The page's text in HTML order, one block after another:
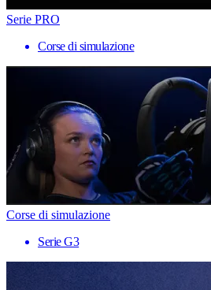
Serie PRO
Corse di simulazione
Corse di simulazione
Serie G3